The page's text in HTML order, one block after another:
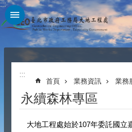
跳到主要內容區塊
:::
:::
首頁 業務資訊 業務
永續森林專區
大地工程處始於107年委託國立